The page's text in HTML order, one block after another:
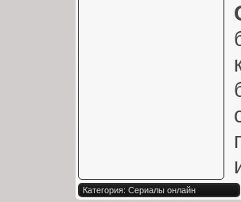
Категория: Сериалы онлайн